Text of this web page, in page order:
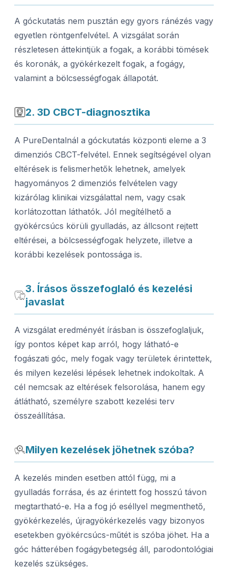
A góckutatás nem pusztán egy gyors ránézés vagy
egyetlen röntgenfelvétel. A vizsgálat során
részletesen áttekintjük a fogak, a korábbi tömések
és koronák, a gyökérkezelt fogak, a fogágy,
valamint a bölcsességfogak állapotát.
2. 3D CBCT-diagnosztika
A PureDentalnál a góckutatás központi eleme a 3
dimenziós CBCT-felvétel. Ennek segítségével olyan
eltérések is felismerhetők lehetnek, amelyek
hagyományos 2 dimenziós felvételen vagy
kizárólag klinikai vizsgálattal nem, vagy csak
korlátozottan láthatók. Jól megítélhető a
gyökércsúcs körüli gyulladás, az állcsont rejtett
eltérései, a bölcsességfogak helyzete, illetve a
korábbi kezelések pontossága is.
3. Írásos összefoglaló és kezelési
javaslat
A vizsgálat eredményét írásban is összefoglaljuk,
így pontos képet kap arról, hogy látható-e
fogászati góc, mely fogak vagy területek érintettek,
és milyen kezelési lépések lehetnek indokoltak. A
cél nemcsak az eltérések felsorolása, hanem egy
átlátható, személyre szabott kezelési terv
összeállítása.
Milyen kezelések jöhetnek szóba?
A kezelés minden esetben attól függ, mi a
gyulladás forrása, és az érintett fog hosszú távon
megtartható-e. Ha a fog jó eséllyel megmenthető,
gyökérkezelés, újragyökérkezelés vagy bizonyos
esetekben gyökércsúcs-műtét is szóba jöhet. Ha a
góc hátterében fogágybetegség áll, parodontológiai
kezelés szükséges.